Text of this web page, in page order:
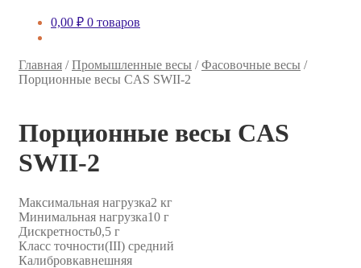
0,00 ₽ 0 товаров
Главная /Промышленные весы /Фасовочные весы /
Порционные весы CAS SWII-2
Порционные весы CAS
SWII-2
Максимальная нагрузка2 кг
Минимальная нагрузка10 г
Дискретность0,5 г
Класс точности(III) средний
Калибровкавнешняя